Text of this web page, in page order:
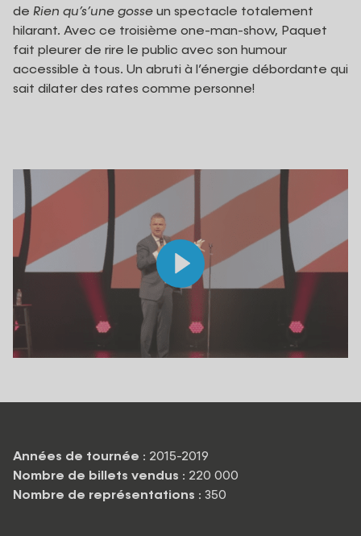
de Rien qu’s’une gosse un spectacle totalement
hilarant. Avec ce troisième one-man-show, Paquet
fait pleurer de rire le public avec son humour
accessible à tous. Un abruti à l’énergie débordante qui
sait dilater des rates comme personne!
Années de tournée : 2015-2019
Nombre de billets vendus : 220 000
Nombre de représentations : 350